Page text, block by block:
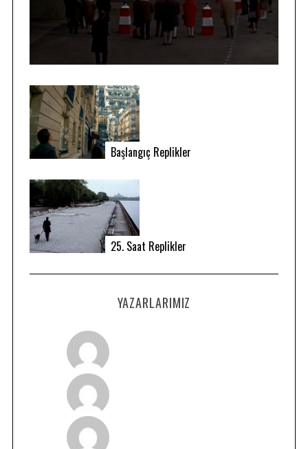
Başlangıç Replikler
25. Saat Replikler
YAZARLARIMIZ